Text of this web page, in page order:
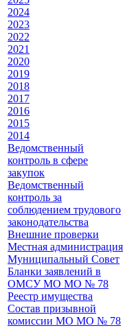
2024
2023
2022
2021
2020
2019
2018
2017
2016
2015
2014
Ведомственный
контроль в сфере
закупок
Ведомственный
контроль за
соблюдением трудового
законодательства
Внешние проверки
Местная администрация
Муниципальный Совет
Бланки заявлений в
ОМСУ МО МО № 78
Реестр имущества
Состав призывной
комиссии МО МО № 78